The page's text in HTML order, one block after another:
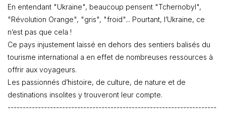
En entendant "Ukraine", beaucoup pensent "Tchernobyl",
"Révolution Orange", "gris", "froid"... Pourtant, l’Ukraine, ce
n’est pas que cela !
Ce pays injustement laissé en dehors des sentiers balisés du
tourisme international a en effet de nombreuses ressources à
offrir aux voyageurs.
Les passionnés d’histoire, de culture, de nature et de
destinations insolites y trouveront leur compte.
---------------------------------------------------------------------